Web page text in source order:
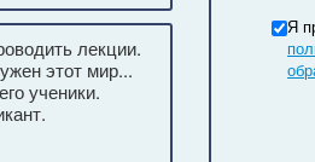
лекции.
этот мир...
ученики.
Я